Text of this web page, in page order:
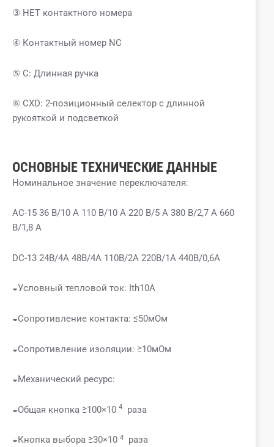
③ НЕТ контактного номера
④ Контактный номер NC
⑤ C: Длинная ручка
⑥ CXD: 2-позиционный селектор с длинной
рукояткой и подсветкой
ОСНОВНЫЕ ТЕХНИЧЕСКИЕ ДАННЫЕ
Номинальное значение переключателя:
AC-15 36 В/10 А 110 В/10 А 220 В/5 А 380 В/2,7 А 660
В/1,8 А
DC-13 24В/4А 48В/4А 110В/2А 220В/1А 440В/0,6А
◒Условный тепловой ток: Ith10A
◒Сопротивление контакта: ≤50мОм
◒Сопротивление изоляции: ≥10мОм
◒Механический ресурс:
◒Общая кнопка ≥100×10 4 раза
◒Кнопка выбора ≥30×10 4 раза